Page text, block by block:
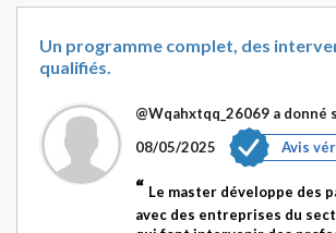
Un programme complet, des
qualifiés.
@Wqahxtqq_26069 a donné
08/05/2025
Avis
Le master développe des
avec des entreprises du